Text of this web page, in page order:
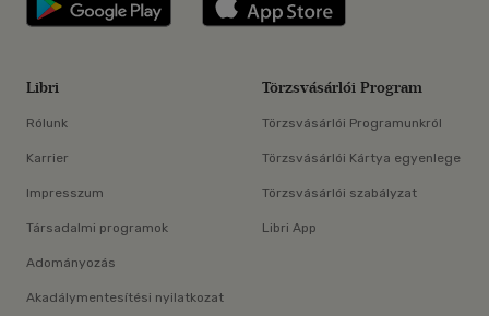
Libri
Rólunk
Karrier
Impresszum
Társadalmi programok
Adományozás
Akadálymentesítési nyilatkozat
Törzsvásárlói Program
Törzsvásárlói Programunkról
Törzsvásárlói Kártya egyenlege
Törzsvásárlói szabályzat
Libri App